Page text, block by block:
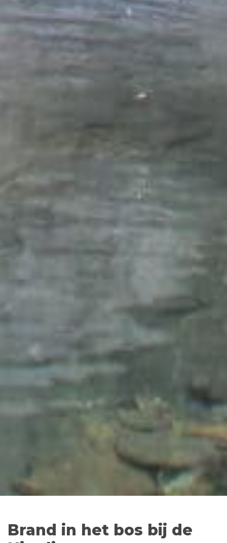
Brand in het bos bij de